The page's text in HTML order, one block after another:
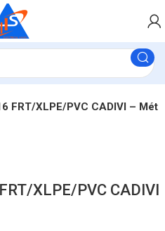
FRT/XLPE/PVC CADIVI – Mét
XLPE/PVC CADIVI